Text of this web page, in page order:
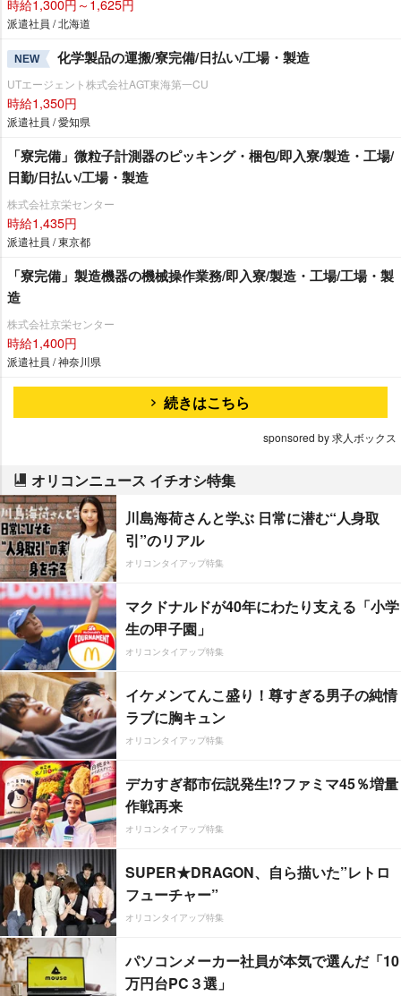
時給1,300円～1,625円
派遣社員 / 北海道
NEW 化学製品の運搬/寮完備/日払い/工場・製造
UTエージェント株式会社AGT東海第一CU
時給1,350円
派遣社員 / 愛知県
「寮完備」微粒子計測器のピッキング・梱包/即入寮/製造・工場/
日勤/日払い/工場・製造
株式会社京栄センター
時給1,435円
派遣社員 / 東京都
「寮完備」製造機器の機械操作業務/即入寮/製造・工場/工場・製
造
株式会社京栄センター
時給1,400円
派遣社員 / 神奈川県
続きはこちら
sponsored by 求人ボックス
オリコンニュース イチオシ特集
川島海荷さんと学ぶ 日常に潜む“人身取
引”のリアル
オリコンタイアップ特集
マクドナルドが40年にわたり支える「小学
生の甲子園」
オリコンタイアップ特集
イケメンてんこ盛り！尊すぎる男子の純情
ラブに胸キュン
オリコンタイアップ特集
デカすぎ都市伝説発生!?ファミマ45％増量
作戦再来
オリコンタイアップ特集
SUPER★DRAGON、自ら描いた”レトロ
フューチャー”
オリコンタイアップ特集
パソコンメーカー社員が本気で選んだ「10
万円台PC３選」